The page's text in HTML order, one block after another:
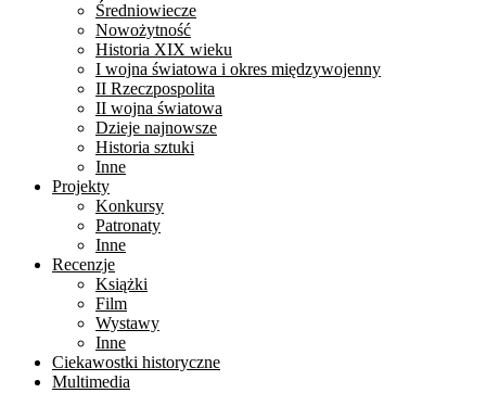
Średniowiecze
Nowożytność
Historia XIX wieku
I wojna światowa i okres międzywojenny
II Rzeczpospolita
II wojna światowa
Dzieje najnowsze
Historia sztuki
Inne
Projekty
Konkursy
Patronaty
Inne
Recenzje
Książki
Film
Wystawy
Inne
Ciekawostki historyczne
Multimedia